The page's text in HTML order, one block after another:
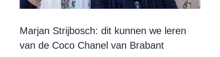
Marjan Strijbosch: dit kunnen we leren
van de Coco Chanel van Brabant